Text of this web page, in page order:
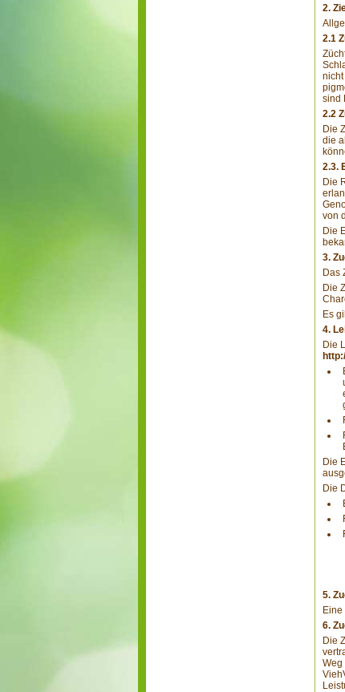
2.
2.1
sind
2.2
Die
die
2.3.
Die
von
Die
3.
Das
Die
Es
4.
Die
Die
Die
5.
6.
Die
Weg